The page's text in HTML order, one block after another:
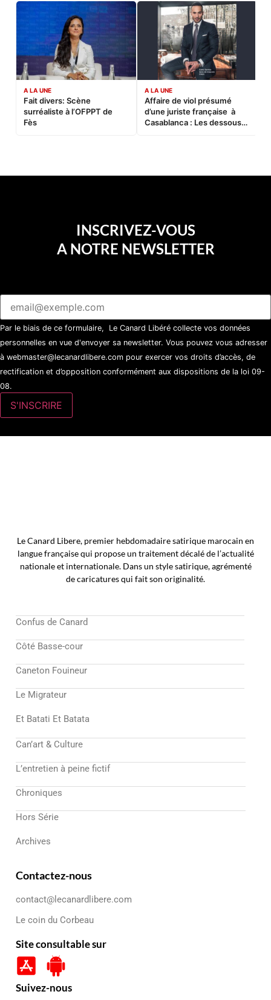
A LA UNE
Fait divers: Scène
surréaliste à l’OFPPT de
Fès
A LA UNE
Affaire de viol présumé
d’une juriste française à
Casablanca : Les dessous
INSCRIVEZ-VOUS
A NOTRE NEWSLETTER
Par le biais de ce formulaire, Le Canard Libéré collecte vos données
personnelles en vue d'envoyer sa newsletter. Vous pouvez vous adresser
à webmaster@lecanardlibere.com pour exercer vos droits d’accès, de
rectification et d’opposition conformément aux dispositions de la loi 09-
08.
Le Canard Libere, premier hebdomadaire satirique marocain en
langue française qui propose un traitement décalé de l’actualité
nationale et internationale. Dans un style satirique, agrémenté
de caricatures qui fait son originalité.
Confus de Canard
Côté Basse-cour
Caneton Fouineur
Le Migrateur
Et Batati Et Batata
Can’art & Culture
L’entretien à peine fictif
Chroniques
Hors Série
Archives
Contactez-nous
contact@lecanardlibere.com
Le coin du Corbeau
Site consultable sur
Suivez-nous